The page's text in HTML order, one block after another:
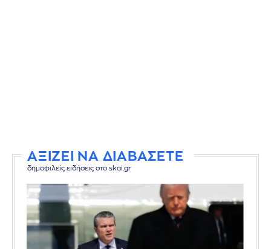
ΑΞΙΖΕΙ ΝΑ ΔΙΑΒΑΣΕΤΕ
δημοφιλείς ειδήσεις στο skai.gr